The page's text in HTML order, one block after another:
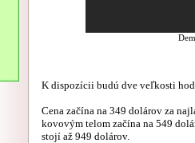
K dispozícii budú dve veľkosti
Cena začína na 349 dolárov za
kovovým telom začína na 549
stojí až 949 dolárov.